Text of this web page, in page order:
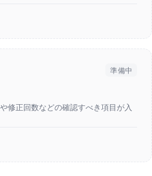
準備中
修正回数などの確認すべき項目が入